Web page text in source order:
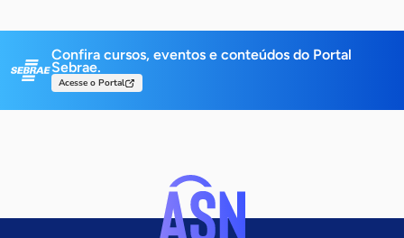
Confira cursos, eventos e conteúdos do Portal
Sebrae.
Acesse o Portal